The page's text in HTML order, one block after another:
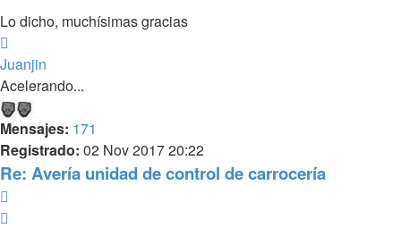
Lo dicho, muchísimas gracias
Juanjin
Acelerando...
Mensajes: 171
Registrado: 02 Nov 2017 20:22
Re: Avería unidad de control de carrocería